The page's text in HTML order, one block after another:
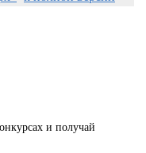
и получай